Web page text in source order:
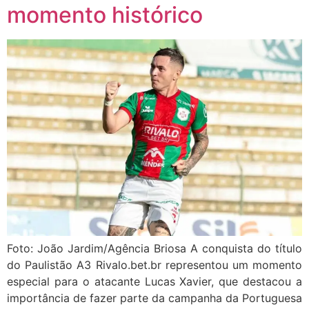
momento histórico
Foto: João Jardim/Agência Briosa A conquista do título
do Paulistão A3 Rivalo.bet.br representou um momento
especial para o atacante Lucas Xavier, que destacou a
importância de fazer parte da campanha da Portuguesa